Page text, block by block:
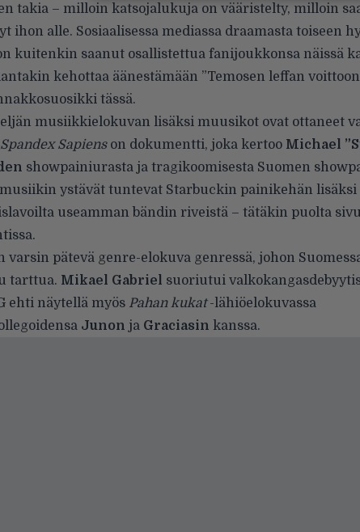
takia – milloin katsojalukuja on vääristelty, milloin
ihon alle. Sosiaalisessa mediassa draamasta toiseen
kuitenkin saanut osallistettua fanijoukkonsa näissä
kehottaa äänestämään ”Temosen leffan
tässä.
musiikkielokuvan lisäksi muusikot ovat ottaneet
Spandex Sapienson dokumentti, joka kertoo Michael
showpainiurasta ja tragikoomisesta Suomen
musiikin ystävät tuntevat Starbuckin painikehän lisäksi
useamman bändin riveistä – tätäkin puolta
varsin pätevä genre-elokuva genressä, johon
tarttua. Mikael Gabriel suoriutui
ehti näytellä myös Pahan kukat-lähiöelokuvassa
Junon ja Graciasin kanssa.